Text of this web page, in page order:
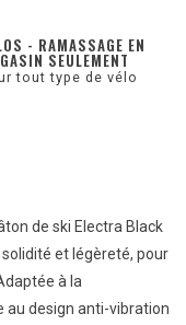
- RAMASSAGE EN
SEULEMENT
tout type de vélo
de ski Electra Black
et légèreté, pour
à la
au design anti-vibration